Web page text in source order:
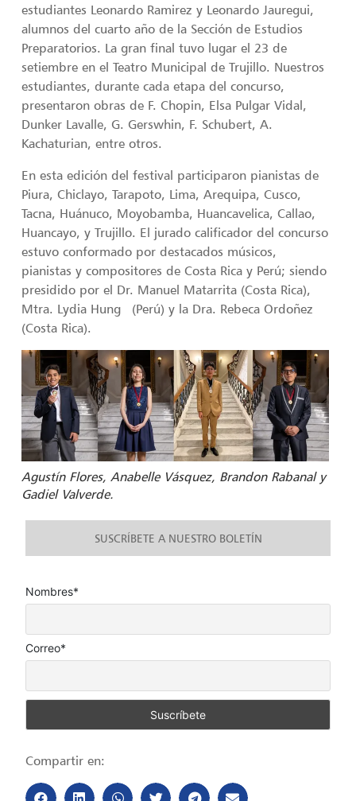
estudiantes Leonardo Ramirez y Leonardo Jauregui,
alumnos del cuarto año de la Sección de Estudios
Preparatorios. La gran final tuvo lugar el 23 de
setiembre en el Teatro Municipal de Trujillo. Nuestros
estudiantes, durante cada etapa del concurso,
presentaron obras de F. Chopin, Elsa Pulgar Vidal,
Dunker Lavalle, G. Gerswhin, F. Schubert, A.
Kachaturian, entre otros.
En esta edición del festival participaron pianistas de
Piura, Chiclayo, Tarapoto, Lima, Arequipa, Cusco,
Tacna, Huánuco, Moyobamba, Huancavelica, Callao,
Huancayo, y Trujillo. El jurado calificador del concurso
estuvo conformado por destacados músicos,
pianistas y compositores de Costa Rica y Perú; siendo
presidido por el Dr. Manuel Matarrita (Costa Rica),
Mtra. Lydia Hung (Perú) y la Dra. Rebeca Ordoñez
(Costa Rica).
Agustín Flores, Anabelle Vásquez, Brandon Rabanal y
Gadiel Valverde.
SUSCRÍBETE A NUESTRO BOLETÍN
Nombres*
Correo*
Compartir en: